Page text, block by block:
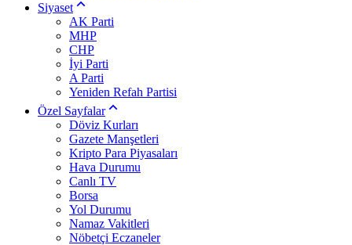
Siyaset
AK Parti
MHP
CHP
İyi Parti
A Parti
Yeniden Refah Partisi
Özel Sayfalar
Döviz Kurları
Gazete Manşetleri
Kripto Para Piyasaları
Hava Durumu
Canlı TV
Borsa
Yol Durumu
Namaz Vakitleri
Nöbetçi Eczaneler